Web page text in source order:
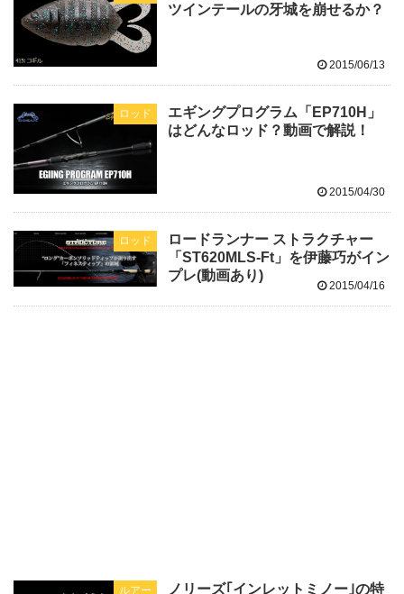
ツインテールの牙城を崩せるか？
2015/06/13
ロッド
エギングプログラム「EP710H」
はどんなロッド？動画で解説！
2015/04/30
ロッド
ロードランナー ストラクチャー
「ST620MLS-Ft」を伊藤巧がイン
プレ(動画あり)
2015/04/16
ルアー
ノリーズ｢インレットミノー｣の特